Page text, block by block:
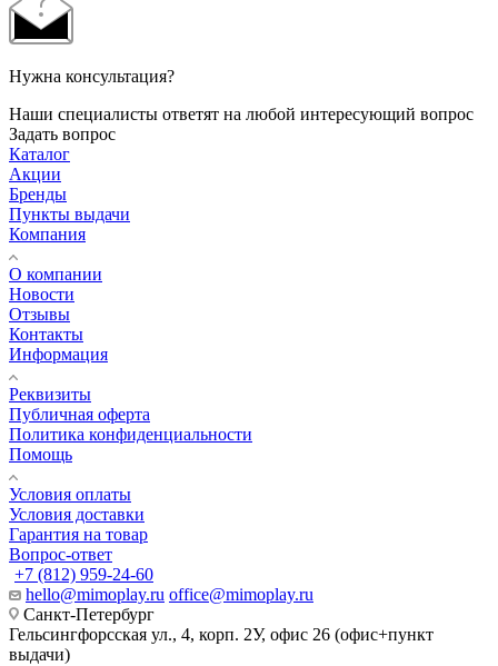
Нужна консультация?
Наши специалисты ответят на любой интересующий вопрос
Задать вопрос
Каталог
Акции
Бренды
Пункты выдачи
Компания
О компании
Новости
Отзывы
Контакты
Информация
Реквизиты
Публичная оферта
Политика конфиденциальности
Помощь
Условия оплаты
Условия доставки
Гарантия на товар
Вопрос-ответ
+7 (812) 959-24-60
hello@mimoplay.ru office@mimoplay.ru
Санкт-Петербург
Гельсингфорсская ул., 4, корп. 2У, офис 26 (офис+пункт
выдачи)